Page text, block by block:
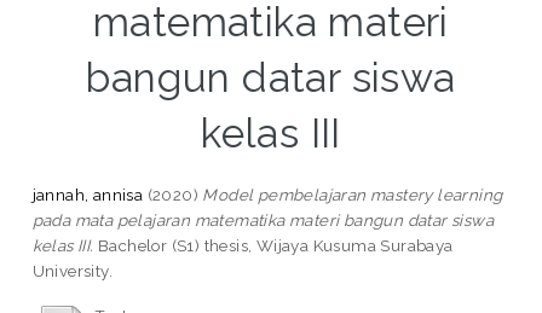
matematika materi
bangun datar siswa
kelas III
jannah, annisa (2020) Model pembelajaran mastery learning
pada mata pelajaran matematika materi bangun datar siswa
kelas III. Bachelor (S1) thesis, Wijaya Kusuma Surabaya
University.